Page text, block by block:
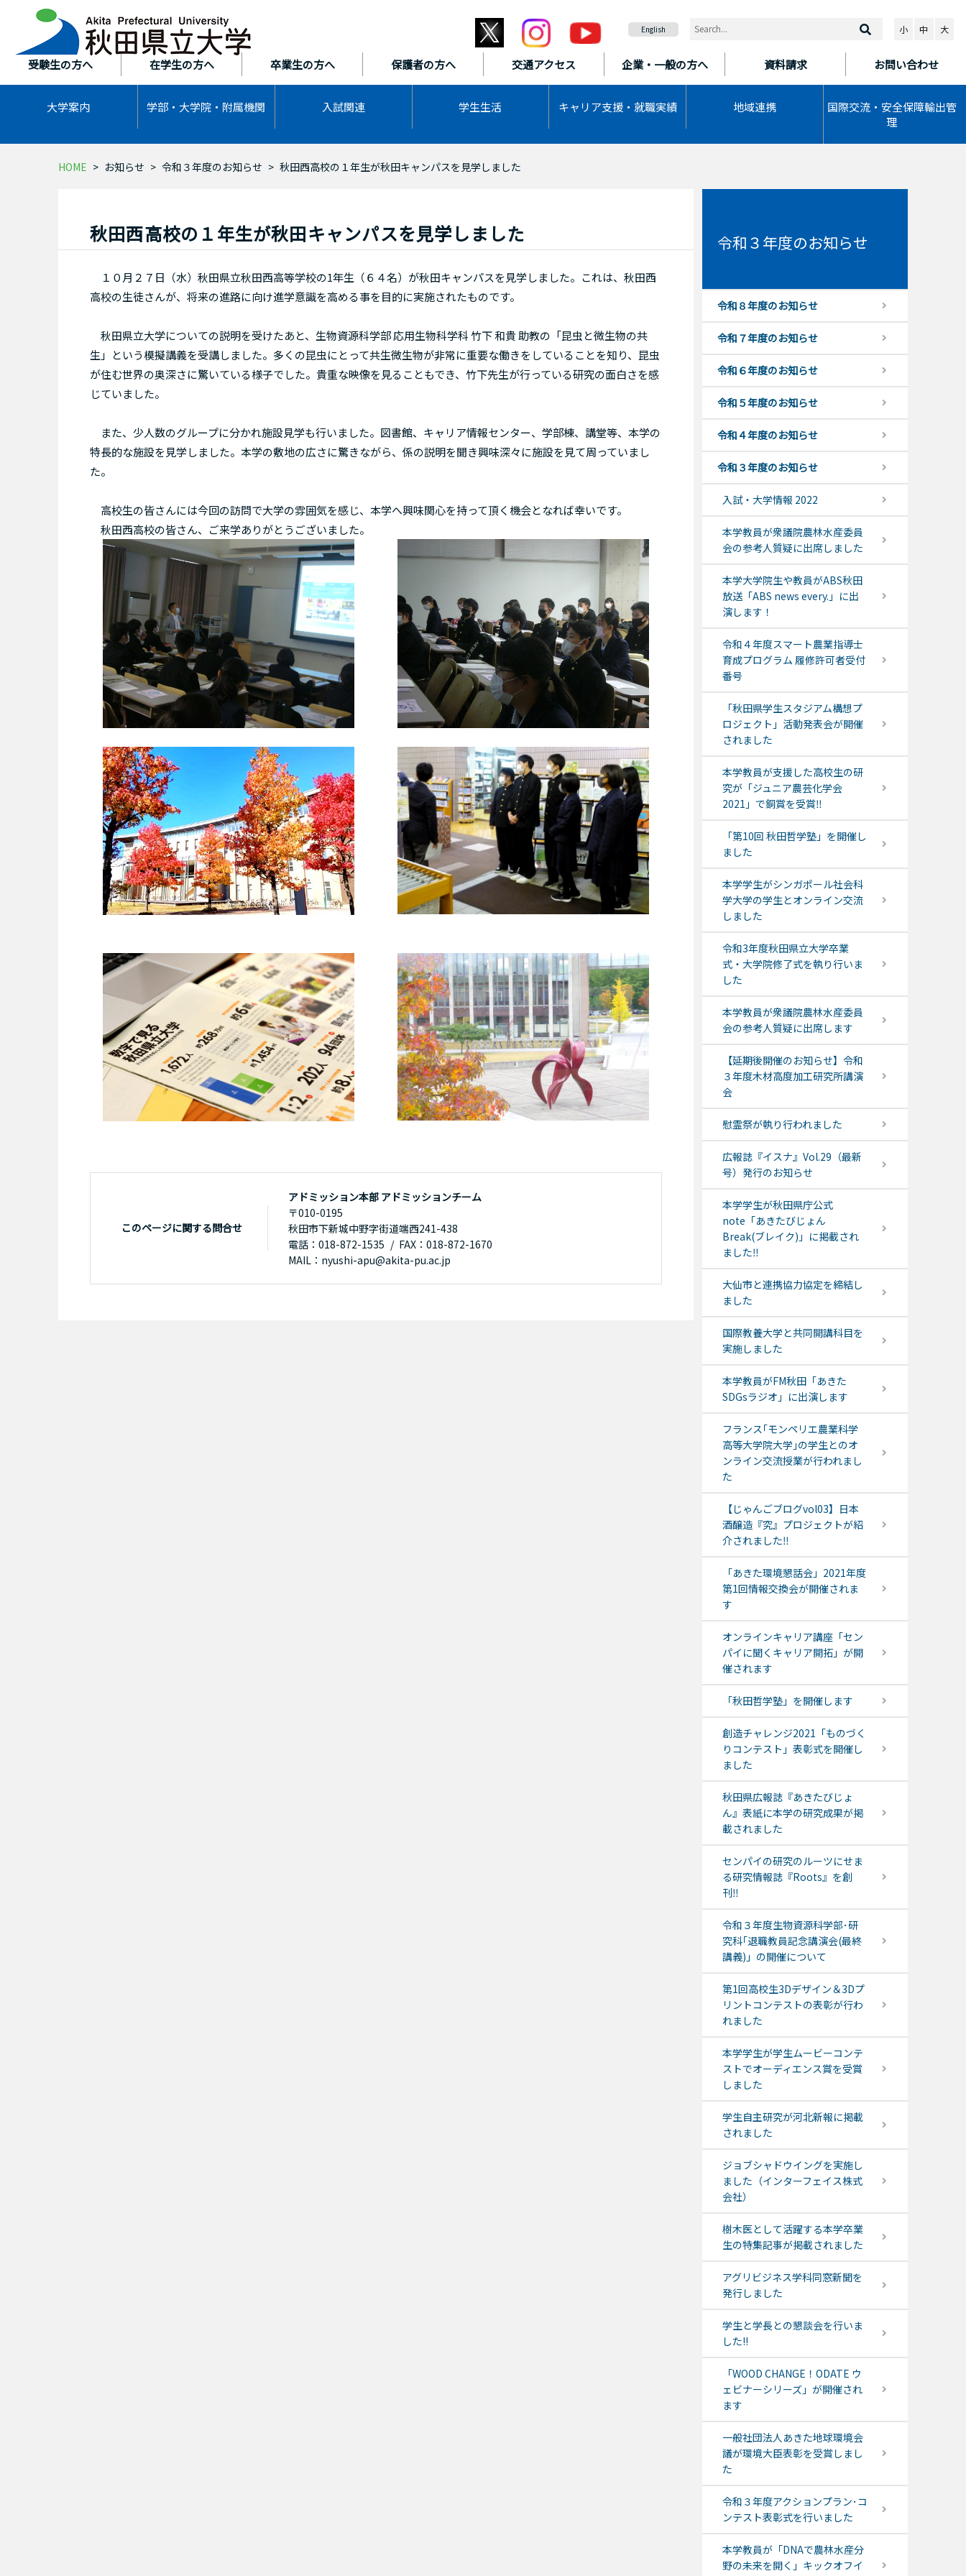
受験生の方へ 在学生の方へ 卒業生の方へ 保護者の方へ 交通アクセス 企業・一般の方へ 資料請求 お問い合わせ
大学案内 学部・大学院・ 附属機関 入試関連 学生生活 キャリア支援・ 就職実績 地域連携
国際交流・安全保障輸出管
理
English 小 中 大
HOME お知らせ 令和３年度のお知らせ 秋田西高校の１年生が秋田キャンパスを見学しました
秋田西高校の１年生が秋田キャンパスを見学しました
１０月２７日（水）秋田県立秋田西高等学校の1年生（６４名）が秋田キャンパスを見学しました。これは、秋田西
高校の生徒さんが、将来の進路に向け進学意識を高める事を目的に実施されたものです。
秋田県立大学についての説明を受けたあと、生物資源科学部 応用生物科学科 竹下 和貴 助教の「昆虫と微生物の共
生」という模擬講義を受講しました。多くの昆虫にとって共生微生物が非常に重要な働きをしていることを知り、昆虫
が住む世界の奥深さに驚いている様子でした。貴重な映像を見ることもでき、竹下先生が行っている研究の面白さを感
じていました。
また、少人数のグループに分かれ施設見学も行いました。図書館、キャリア情報センター、学部棟、講堂等、本学の
特長的な施設を見学しました。本学の敷地の広さに驚きながら、係の説明を聞き興味深々に施設を見て周っていまし
た。
高校生の皆さんには今回の訪問で大学の雰囲気を感じ、本学へ興味関心を持って頂く機会となれば幸いです。
秋田西高校の皆さん、ご来学ありがとうございました。
このページに関する問合せ
アドミッション本部 アドミッションチーム
〒010-0195
秋田市下新城中野字街道端西241-438
電話：018-872-1535
FAX：018-872-1670
MAIL：nyushi-apu@akita-pu.ac.jp
令和３年度のお知らせ
令和８年度のお知らせ
令和７年度のお知らせ
令和６年度のお知らせ
令和５年度のお知らせ
令和４年度のお知らせ
令和３年度のお知らせ
入試・大学情報 2022
本学教員が衆議院農林水産委員
会の参考人質疑に出席しました
本学大学院生や教員がABS秋田
放送「ABS news every.」に出
演します！
令和４年度スマート農業指導士
育成プログラム 履修許可者受付
番号
「秋田県学生スタジアム構想プ
ロジェクト」活動発表会が開催
されました
本学教員が支援した高校生の研
究が「ジュニア農芸化学会
2021」で銅賞を受賞‼
「第10回 秋田哲学塾」を開催し
ました
本学学生がシンガポール社会科
学大学の学生とオンライン交流
しました
令和3年度秋田県立大学卒業
式・大学院修了式を執り行いま
した
本学教員が衆議院農林水産委員
会の参考人質疑に出席します
【延期後開催のお知らせ】令和
３年度木材高度加工研究所講演
会
慰霊祭が執り行われました
広報誌『イスナ』Vol.29（最新
号）発行のお知らせ
本学学生が秋田県庁公式
note「あきたびじょん
Break(ブレイク)」に掲載され
ました‼
大仙市と連携協力協定を締結し
ました
国際教養大学と共同開講科目を
実施しました
本学教員がFM秋田「あきた
SDGsラジオ」に出演します
フランス｢モンペリエ農業科学
高等大学院大学｣の学生とのオ
ンライン交流授業が行われまし
た
【じゃんごブログvol03】日本
酒醸造『究』プロジェクトが紹
介されました‼
「あきた環境懇話会」2021年度
第1回情報交換会が開催されま
す
オンラインキャリア講座「セン
パイに聞くキャリア開拓」が開
催されます
「秋田哲学塾」を開催します
創造チャレンジ2021「ものづく
りコンテスト」表彰式を開催し
ました
秋田県広報誌『あきたびじょ
ん』表紙に本学の研究成果が掲
載されました
センパイの研究のルーツにせま
る研究情報誌『Roots』を創
刊‼
令和３年度生物資源科学部･研
究科｢退職教員記念講演会(最終
講義)」の開催について
第1回高校生3Dデザイン＆3Dプ
リントコンテストの表彰が行わ
れました
本学学生が学生ムービーコンテ
ストでオーディエンス賞を受賞
しました
学生自主研究が河北新報に掲載
されました
ジョブシャドウイングを実施し
ました（インターフェイス株式
会社）
樹木医として活躍する本学卒業
生の特集記事が掲載されました
アグリビジネス学科同窓新聞を
発行しました
学生と学長との懇談会を行いま
した!!
「WOOD CHANGE！ODATE ウ
ェビナーシリーズ」が開催され
ます
一般社団法人あきた地球環境会
議が環境大臣表彰を受賞しまし
た
令和３年度アクションプラン･コ
ンテスト表彰式を行いました
本学教員が「DNAで農林水産分
野の未来を開く」キックオフイ